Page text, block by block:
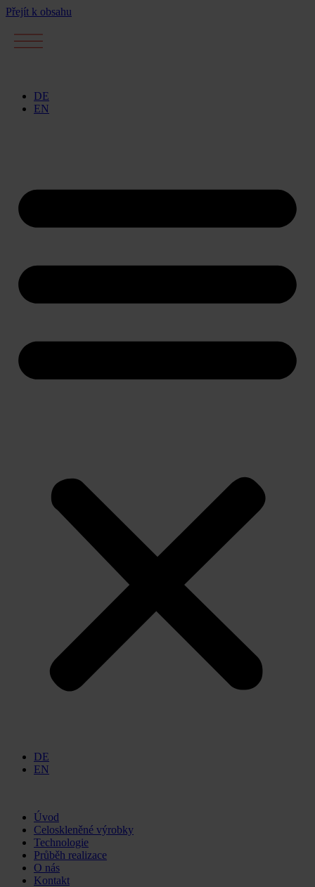
Přejít k obsahu
DE
EN
DE
EN
Úvod
Celoskleněné výrobky
Technologie
Průběh realizace
O nás
Kontakt